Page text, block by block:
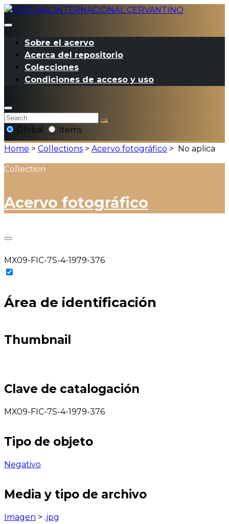
Sobre el acervo
Acerca del repositorio
Colecciones
Condiciones de acceso y uso
Global
Items
Home > Collections > Acervo fotográfico > No aplica
Collection
Acervo fotográfico
MX09-FIC-7S-4-1979-376
Área de identificación
Thumbnail
Clave de catalogación
MX09-FIC-7S-4-1979-376
Tipo de objeto
Negativo
Media y tipo de archivo
Imagen > .jpg